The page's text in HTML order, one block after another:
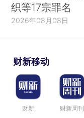
织等17宗罪名
2026年08月08日
财新移动
财新 财新周刊